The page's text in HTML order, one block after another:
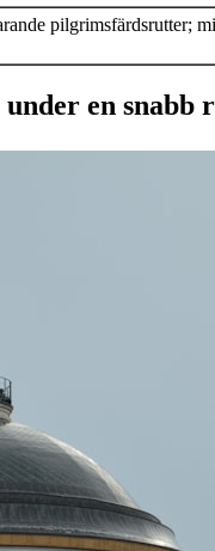
pilgrimsfärdsrutter;
en snabb